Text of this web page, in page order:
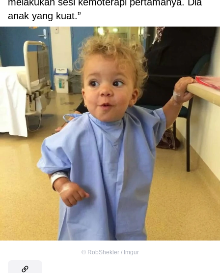
anak yang kuat.”
© RobShekler / Imgur